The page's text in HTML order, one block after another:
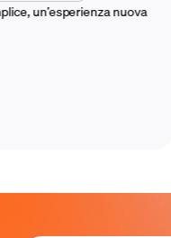
nuova